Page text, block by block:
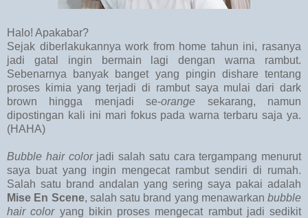
Halo! Apakabar?
Sejak diberlakukannya work from home tahun ini, rasanya
jadi gatal ingin bermain lagi dengan warna rambut.
Sebenarnya banyak banget yang pingin dishare tentang
proses kimia yang terjadi di rambut saya mulai dari dark
brown hingga menjadi se-orange sekarang, namun
dipostingan kali ini mari fokus pada warna terbaru saja ya.
(HAHA)
Bubble hair colorjadi salah satu cara tergampang menurut
saya buat yang ingin mengecat rambut sendiri di rumah.
Salah satu brand andalan yang sering saya pakai adalah
Mise En Scene, salah satu brand yang menawarkan bubble
hair coloryang bikin proses mengecat rambut jadi sedikit